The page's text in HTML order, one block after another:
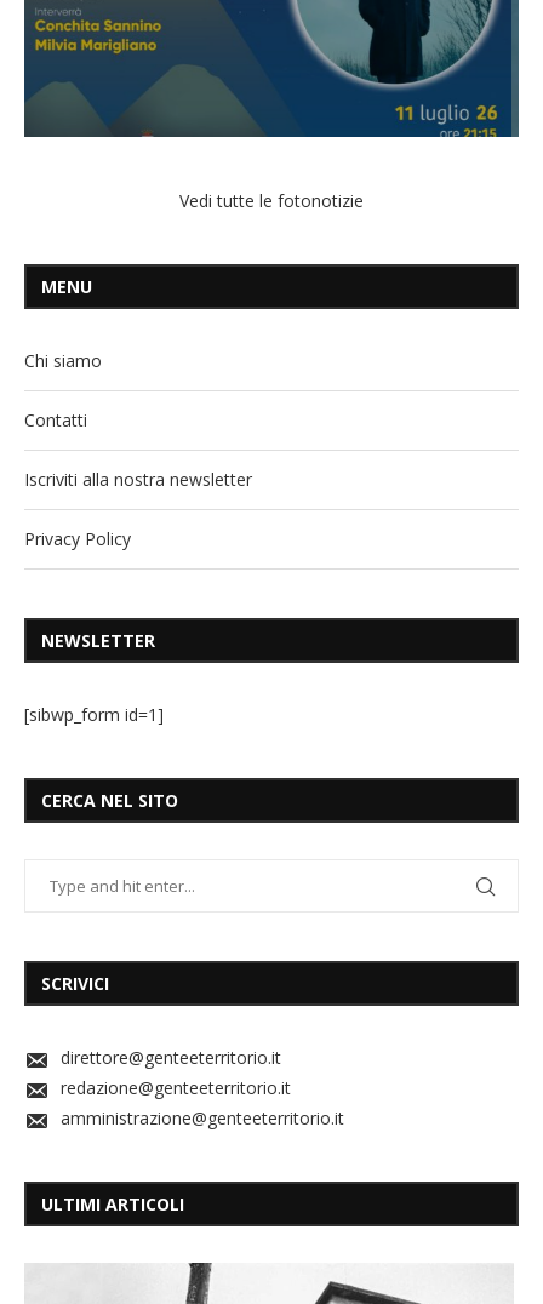
Vedi tutte le fotonotizie
MENU
Chi siamo
Contatti
Iscriviti alla nostra newsletter
Privacy Policy
NEWSLETTER
[sibwp_form id=1]
CERCA NEL SITO
SCRIVICI
direttore@genteeterritorio.it
redazione@genteeterritorio.it
amministrazione@genteeterritorio.it
ULTIMI ARTICOLI